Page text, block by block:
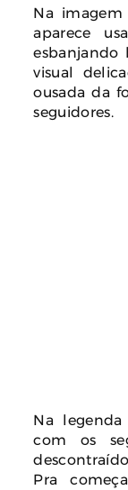
Na imagem
aparece
esbanjando
visual
ousada da
seguidores.
Na
com os
Pra